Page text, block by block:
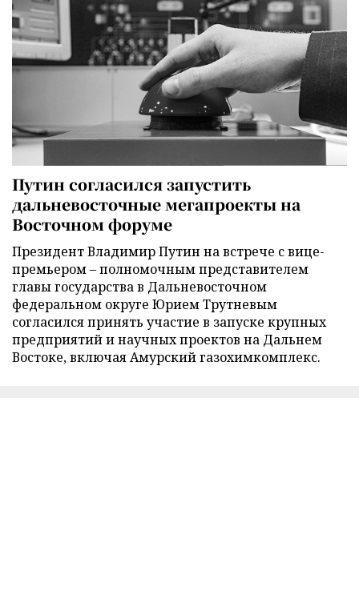
Путин согласился запустить
дальневосточные мегапроекты на
Восточном форуме
Президент Владимир Путин на встрече с вице-
премьером – полномочным представителем
главы государства в Дальневосточном
федеральном округе Юрием Трутневым
согласился принять участие в запуске крупных
предприятий и научных проектов на Дальнем
Востоке, включая Амурский газохимкомплекс.